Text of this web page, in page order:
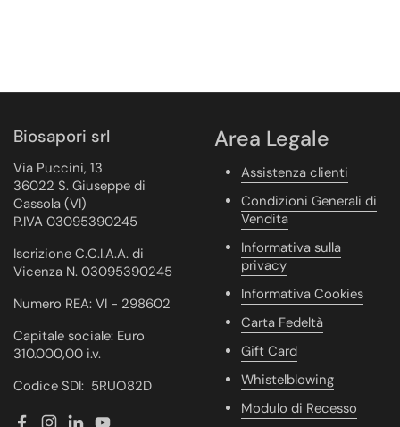
Biosapori srl
Via Puccini, 13
36022 S. Giuseppe di
Cassola (VI)
P.IVA 03095390245
Iscrizione C.C.I.A.A. di
Vicenza N. 03095390245
Numero REA: VI - 298602
Capitale sociale: Euro
310.000,00 i.v.
Codice SDI: 5RUO82D
Area Legale
Assistenza clienti
Condizioni Generali di
Vendita
Informativa sulla
privacy
Informativa Cookies
Carta Fedeltà
Gift Card
Whistelblowing
Modulo di Recesso